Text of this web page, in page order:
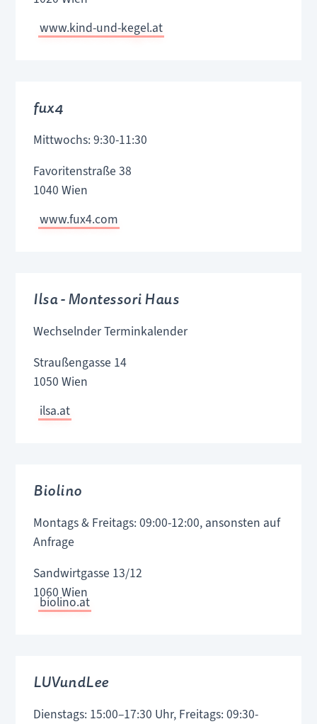
www.kind-und-kegel.at
fux4
Mittwochs: 9:30-11:30
Favoritenstraße 38
1040 Wien
www.fux4.com
Ilsa - Montessori Haus
Wechselnder Terminkalender
Straußengasse 14
1050 Wien
ilsa.at
Biolino
Montags & Freitags: 09:00-12:00, ansonsten auf
Anfrage
Sandwirtgasse 13/12
1060 Wien
biolino.at
LUVundLee
Dienstags: 15:00–17:30 Uhr, Freitags: 09:30-